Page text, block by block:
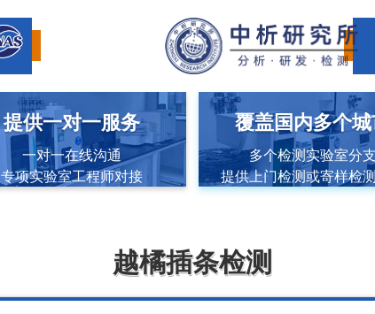
提供一对一服务
一对一在线沟通
专项实验室工程师对接
覆盖国内多个
多个检测实验室分支
提供上门检测或寄样检
越橘插条检测